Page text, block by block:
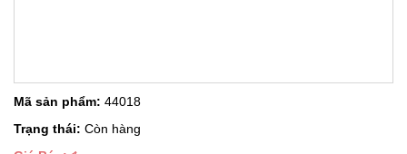
Mã sản phẩm: 44018
Trạng thái: Còn hàng